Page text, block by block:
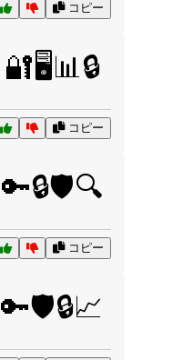
コピー
🔐🖥️📊🔒
コピー
🔑🔒🛡️🔍
コピー
🔑🛡️🔒📈